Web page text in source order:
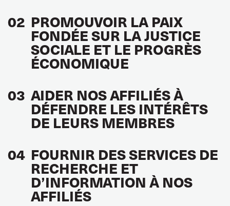
02 PROMOUVOIR LA PAIX
FONDÉE SUR LA JUSTICE
SOCIALE ET LE PROGRÈS
ÉCONOMIQUE
03 AIDER NOS AFFILIÉS À
DÉFENDRE LES INTÉRÊTS
DE LEURS MEMBRES
04 FOURNIR DES SERVICES DE
RECHERCHE ET
D’INFORMATION À NOS
AFFILIÉS